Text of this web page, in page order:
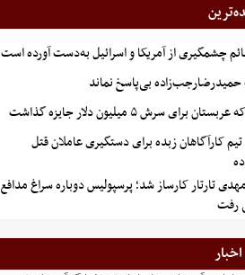
چشمگیری از آمریکا و اسرائیل به‌دست آورده است
بی‌پاسخ نماند
برای سرش ۵ میلیون دلار جایزه گذاشت
کارآگاهان زبده برای دستگیری عاملان قتل
تارتار کارساز شد؛ پرسپولیس دوباره سراغ مدافع
رفت